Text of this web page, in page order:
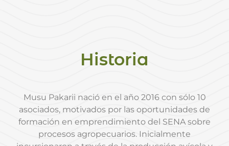
Historia
Musu Pakarii nació en el año 2016 con sólo 10
asociados, motivados por las oportunidades de
formación en emprendimiento del SENA sobre
procesos agropecuarios. Inicialmente